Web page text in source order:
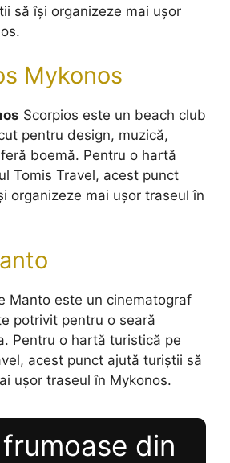
să își organizeze mai ușor
Mykonos
Scorpios este un beach club
pentru design, muzică,
boemă. Pentru o hartă
Tomis Travel, acest punct
organizeze mai ușor traseul în
Manto este un cinematograf
potrivit pentru o seară
Pentru o hartă turistică pe
acest punct ajută turiștii să
ușor traseul în Mykonos.
din